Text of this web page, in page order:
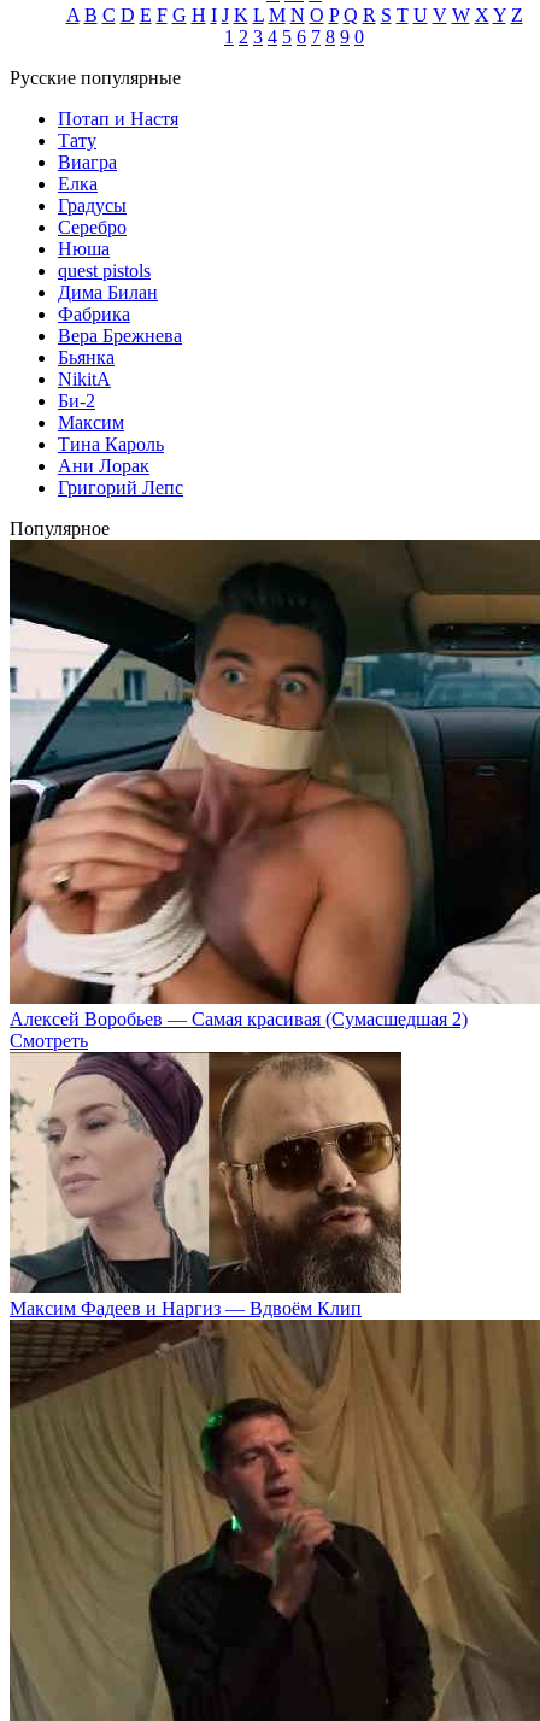
A B C D E F G H I J K L M N O P Q R S T U V W X Y Z
1 2 3 4 5 6 7 8 9 0
Русские популярные
Потап и Настя
Тату
Виагра
Елка
Градусы
Серебро
Нюша
quest pistols
Дима Билан
Фабрика
Вера Брежнева
Бьянка
NikitA
Би-2
Максим
Тина Кароль
Ани Лорак
Григорий Лепс
Популярное
Алексей Воробьев — Самая красивая (Сумасшедшая 2)
Смотреть
Максим Фадеев и Наргиз — Вдвоём Клип